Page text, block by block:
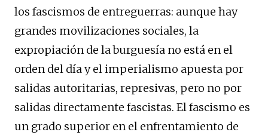
los fascismos de entreguerras: aunque hay
grandes movilizaciones sociales, la
expropiación de la burguesía no está en el
orden del día y el imperialismo apuesta por
salidas autoritarias, represivas, pero no por
salidas directamente fascistas. El fascismo es
un grado superior en el enfrentamiento de